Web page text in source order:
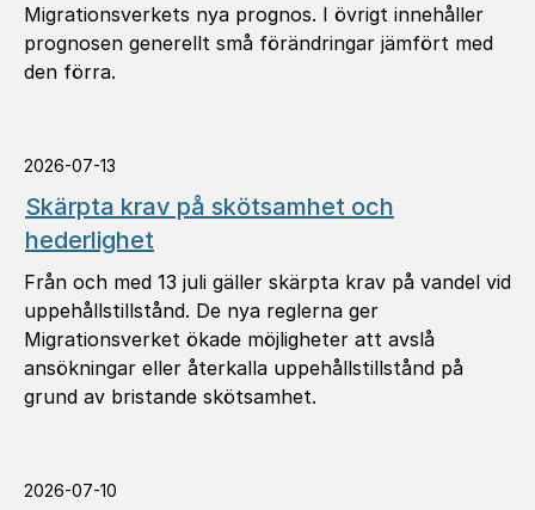
Migrationsverkets nya prognos. I övrigt innehåller
prognosen generellt små förändringar jämfört med
den förra.
2026-07-13
Skärpta krav på skötsamhet och
hederlighet
Från och med 13 juli gäller skärpta krav på vandel vid
uppehållstillstånd. De nya reglerna ger
Migrationsverket ökade möjligheter att avslå
ansökningar eller återkalla uppehållstillstånd på
grund av bristande skötsamhet.
2026-07-10